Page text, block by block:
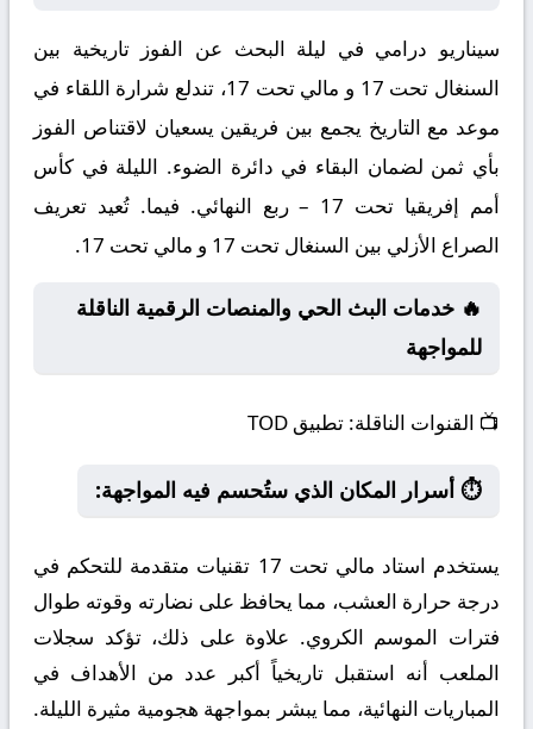
سيناريو درامي في ليلة البحث عن الفوز تاريخية بين
السنغال تحت 17 و مالي تحت 17، تندلع شرارة اللقاء في
موعد مع التاريخ يجمع بين فريقين يسعيان لاقتناص الفوز
بأي ثمن لضمان البقاء في دائرة الضوء. الليلة في كأس
أمم إفريقيا تحت 17 – ربع النهائي. فيما. تُعيد تعريف
الصراع الأزلي بين السنغال تحت 17 و مالي تحت 17.
🔥 خدمات البث الحي والمنصات الرقمية الناقلة
للمواجهة
📺 القنوات الناقلة: تطبيق TOD
⏱️ أسرار المكان الذي ستُحسم فيه المواجهة:
يستخدم استاد مالي تحت 17 تقنيات متقدمة للتحكم في
درجة حرارة العشب، مما يحافظ على نضارته وقوته طوال
فترات الموسم الكروي. علاوة على ذلك، تؤكد سجلات
الملعب أنه استقبل تاريخياً أكبر عدد من الأهداف في
المباريات النهائية، مما يبشر بمواجهة هجومية مثيرة الليلة.